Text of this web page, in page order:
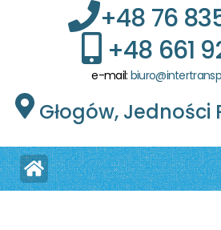
+48 76
+48 661
e-mail:
Głogów, Jedności